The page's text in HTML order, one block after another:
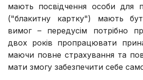
мають посвідчення особи для
("блакитну картку") мають
вимог – передусім потрібно
двох років пропрацювати
маючи повне страхування та
мати змогу забезпечити себе